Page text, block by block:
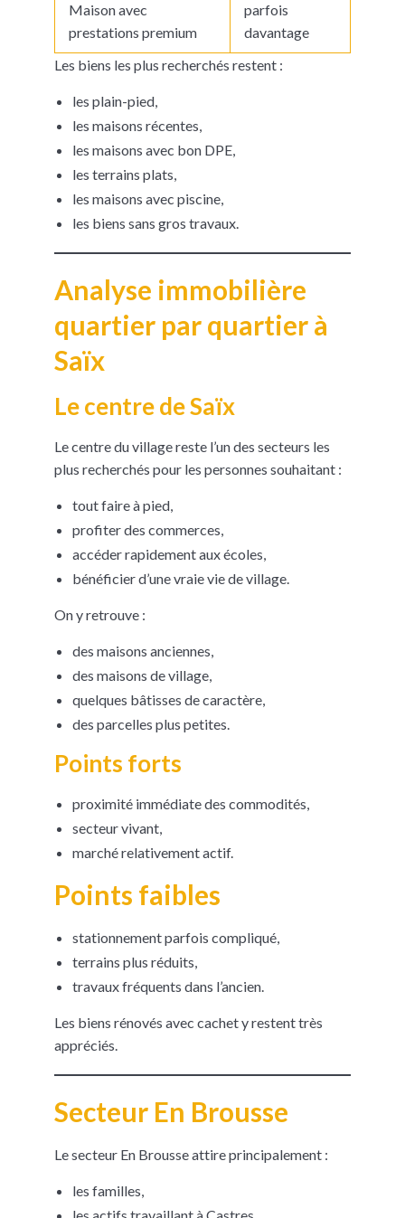
Maison avec
prestations premium
parfois
davantage
Les biens les plus recherchés restent :
les plain-pied,
les maisons récentes,
les maisons avec bon DPE,
les terrains plats,
les maisons avec piscine,
les biens sans gros travaux.
Analyse immobilière
quartier par quartier à
Saïx
Le centre de Saïx
Le centre du village reste l’un des secteurs les
plus recherchés pour les personnes souhaitant :
tout faire à pied,
profiter des commerces,
accéder rapidement aux écoles,
bénéficier d’une vraie vie de village.
On y retrouve :
des maisons anciennes,
des maisons de village,
quelques bâtisses de caractère,
des parcelles plus petites.
Points forts
proximité immédiate des commodités,
secteur vivant,
marché relativement actif.
Points faibles
stationnement parfois compliqué,
terrains plus réduits,
travaux fréquents dans l’ancien.
Les biens rénovés avec cachet y restent très
appréciés.
Secteur En Brousse
Le secteur En Brousse attire principalement :
les familles,